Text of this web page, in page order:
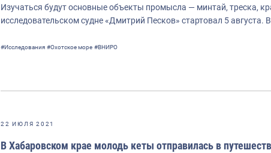
Изучаться будут основные объекты промысла — минтай, треска,
исследовательском судне «Дмитрий Песков» стартовал 5 августа.
#Исследования #Охотское море #ВНИРО
22 ИЮЛЯ 2021
В Хабаровском крае молодь кеты отправилась в